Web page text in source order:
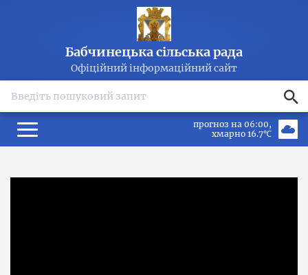
Бабчинецька сільська рада
Офіційний інформаційний сайт
прогноз на 06:00
хмарно 16.7℃